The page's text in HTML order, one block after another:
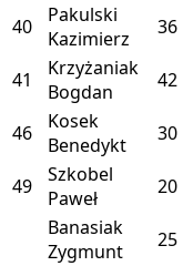
40
Pakulski
Kazimierz
36
41
Krzyżaniak
Bogdan
42
46
Kosek
Benedykt
30
49
Szkobel
Paweł
20
Banasiak
Zygmunt
25